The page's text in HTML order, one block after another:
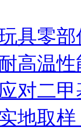
具零
高温
对二
地取